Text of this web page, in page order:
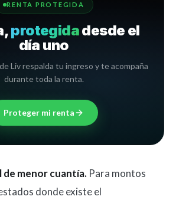
RENTA PROTEGIDA
protegidadesde el
día uno
Liv respalda tu ingreso y te acompaña
durante toda la renta.
Proteger mi renta
de menor cuantía. Para montos
donde existe el